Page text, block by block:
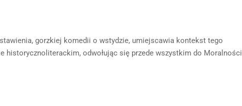
gorzkiej komedii o wstydzie, umiejscawia kontekst tego
historycznoliterackim, odwołując się przede wszystkim do Moralności